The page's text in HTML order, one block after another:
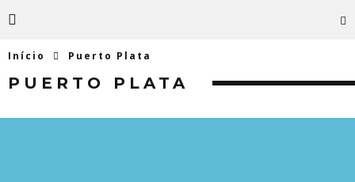
Início Puerto Plata
PUERTO PLATA